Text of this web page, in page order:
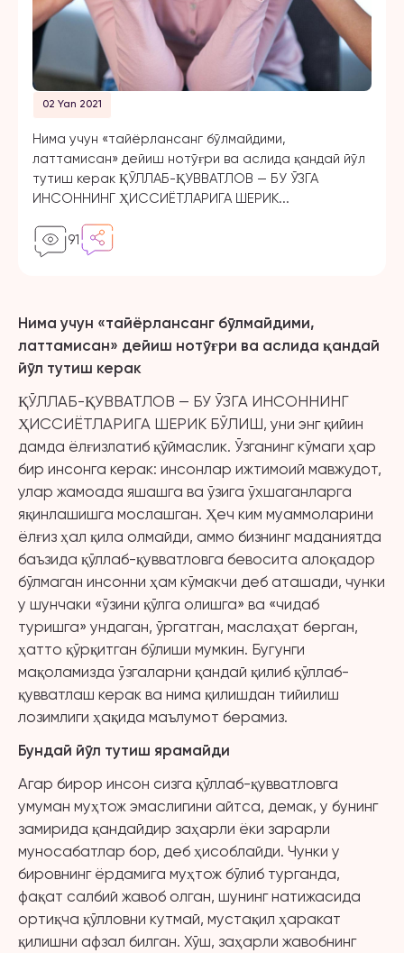
02 Yan 2021
Нима учун «тайёрлансанг бўлмайдими,
латтамисан» дейиш нотўғри ва аслида қандай йўл
тутиш керак ҚЎЛЛАБ-ҚУВВАТЛОВ — БУ ЎЗГА
ИНСОННИНГ ҲИССИЁТЛАРИГА ШЕРИК...
91
Нима учун «тайёрлансанг бўлмайдими,
латтамисан» дейиш нотўғри ва аслида қандай
йўл тутиш керак
ҚЎЛЛАБ-ҚУВВАТЛОВ — БУ ЎЗГА ИНСОННИНГ
ҲИССИЁТЛАРИГА ШЕРИК БЎЛИШ, уни энг қийин
дамда ёлғизлатиб қўймаслик. Ўзганинг кўмаги ҳар
бир инсонга керак: инсонлар ижтимоий мавжудот,
улар жамоада яшашга ва ўзига ўхшаганларга
яқинлашишга мослашган. Ҳеч ким муаммоларини
ёлғиз ҳал қила олмайди, аммо бизнинг маданиятда
баъзида қўллаб-қувватловга бевосита алоқадор
бўлмаган инсонни ҳам кўмакчи деб аташади, чунки
у шунчаки «ўзини қўлга олишга» ва «чидаб
туришга» ундаган, ўргатган, маслаҳат берган,
ҳатто қўрқитган бўлиши мумкин. Бугунги
мақоламизда ўзгаларни қандай қилиб қўллаб-
қувватлаш керак ва нима қилишдан тийилиш
лозимлиги ҳақида маълумот берамиз.
Бундай йўл тутиш ярамайди
Агар бирор инсон сизга қўллаб-қувватловга
умуман муҳтож эмаслигини айтса, демак, у бунинг
замирида қандайдир заҳарли ёки зарарли
муносабатлар бор, деб ҳисоблайди. Чунки у
бировнинг ёрдамига муҳтож бўлиб турганда,
фақат салбий жавоб олган, шунинг натижасида
ортиқча қўлловни кутмай, мустақил ҳаракат
қилишни афзал билган. Хўш, заҳарли жавобнинг